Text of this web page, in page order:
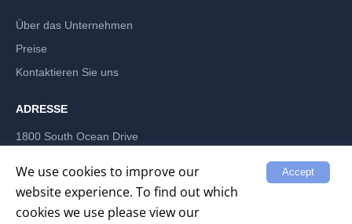
We use cookies to improve our
website experience. To find out which
cookies we use please view our
Accept
Über das Unternehmen
Preise
Kontaktieren Sie uns
ADRESSE
1800 South Ocean Drive
LABRIKA INC